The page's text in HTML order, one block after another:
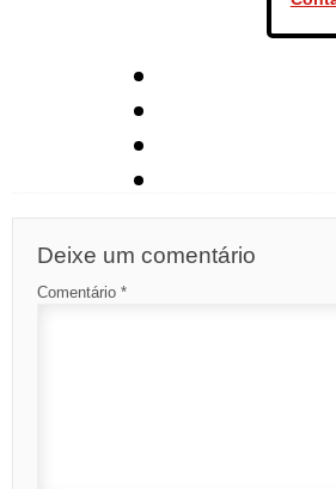
Deixe um comentário
Comentário *